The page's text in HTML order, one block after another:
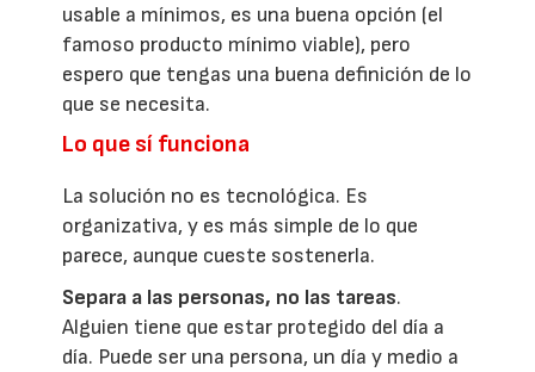
usable a mínimos, es una buena opción (el
famoso producto mínimo viable), pero
espero que tengas una buena definición de lo
que se necesita.
Lo que sí funciona
La solución no es tecnológica. Es
organizativa, y es más simple de lo que
parece, aunque cueste sostenerla.
Separa a las personas, no las tareas.
Alguien tiene que estar protegido del día a
día. Puede ser una persona, un día y medio a